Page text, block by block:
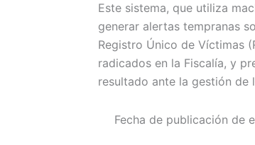
Este sistema, que utiliza
generar alertas tempranas
Registro Único de Víctimas
radicados en la Fiscalía, y
resultado ante la gestión de
Fecha de publicación de